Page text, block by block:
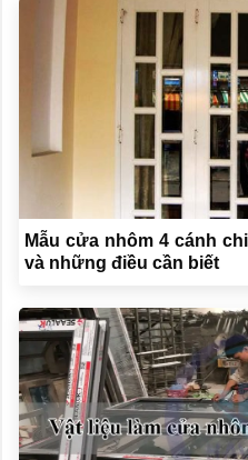
Mẫu cửa nhôm 4 cánh
và những điều cần biết